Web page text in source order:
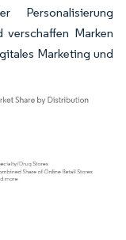
Personalisierung
verschaffen Marken
Marketing und